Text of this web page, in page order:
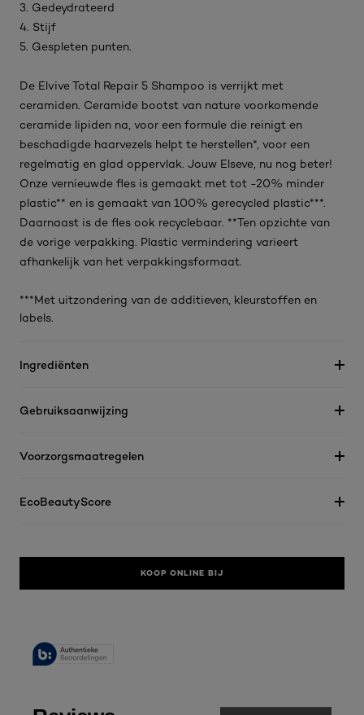
3. Gedeydrateerd
4. Stijf
5. Gespleten punten.
De Elvive Total Repair 5 Shampoo is verrijkt met
ceramiden. Ceramide bootst van nature voorkomende
ceramide lipiden na, voor een formule die reinigt en
beschadigde haarvezels helpt te herstellen*, voor een
regelmatig en glad oppervlak. Jouw Elseve, nu nog beter!
Onze vernieuwde fles is gemaakt met tot -20% minder
plastic** en is gemaakt van 100% gerecycled plastic***.
Daarnaast is de fles ook recyclebaar. **Ten opzichte van
de vorige verpakking. Plastic vermindering varieert
afhankelijk van het verpakkingsformaat.
***Met uitzondering van de additieven, kleurstoffen en
labels.
Ingrediënten
Gebruiksaanwijzing
Voorzorgsmaatregelen
EcoBeautyScore
KOOP ONLINE BIJ